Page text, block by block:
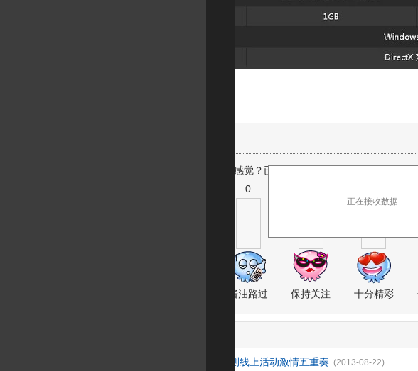
看完这篇新闻有何感觉？已经有
0
酱油路过 保持关注 十分精彩
正在接收数据...
《自由篮球》首测线上活动激情五重奏 (2013-08-22)